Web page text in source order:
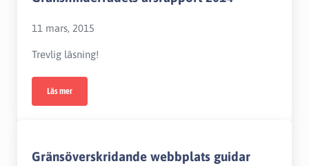
11 mars, 2015
Trevlig läsning!
Läs merGränshinderrådets årsrapport 2014
Gränsöverskridande webbplats guidar